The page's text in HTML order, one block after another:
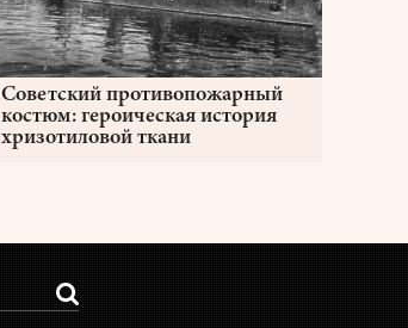
Советский противопожарный
костюм: героическая история
хризотиловой ткани